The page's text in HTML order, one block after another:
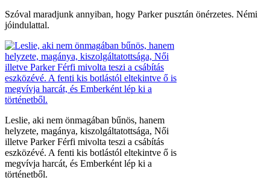
Szóval maradjunk annyiban, hogy Parker pusztán önérzetes. Némi
jóindulattal.
Leslie, aki nem önmagában bűnös, hanem
helyzete, magánya, kiszolgáltatottsága, Női
illetve Parker Férfi mivolta teszi a csábítás
eszközévé. A fenti kis botlástól eltekintve ő is
megvívja harcát, és Emberként lép ki a
történetből.